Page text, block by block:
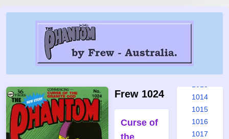
Frew 1024
Curse of
the
1007
1008
1014
1015
1016
1017